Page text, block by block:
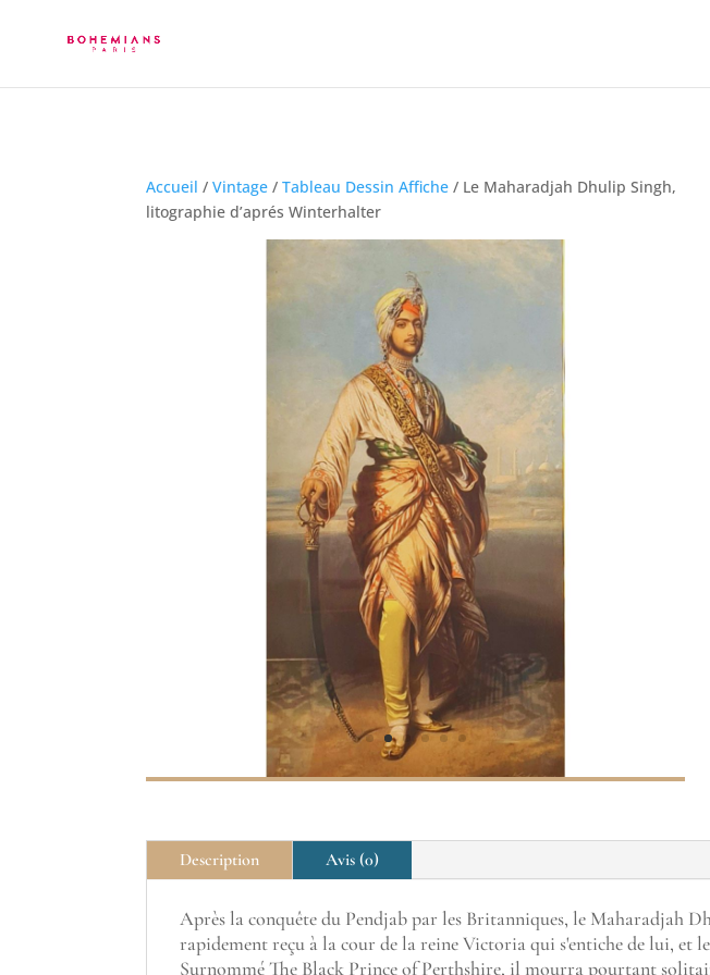
Accueil /Vintage /Tableau Dessin Affiche / Le Maharadjah Dhulip Singh,
litographie d’aprés Winterhalter
Description Avis (0)
Après la conquête du Pendjab par les Britanniques, le Maharadjah
rapidement reçu à la cour de la reine Victoria qui s'entiche de lui, et
Surnommé The Black Prince of Perthshire, il mourra pourtant